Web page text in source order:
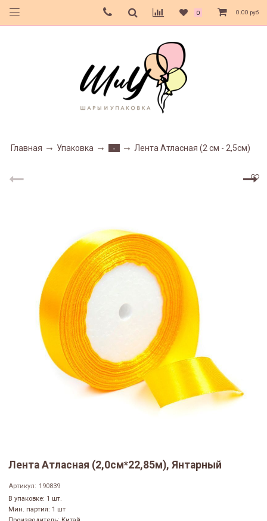
0 0.00 руб
Главная Упаковка - Лента Атласная (2 см - 2,5см)
Лента Атласная (2,0см*22,85м), Янтарный
Артикул: 190839
В упаковке: 1 шт.
Мин. партия: 1 шт